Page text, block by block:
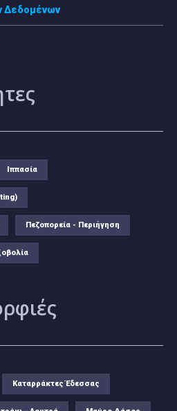
Δεδομένων
Ιππασία
Πεζοπορεία - Περιήγηση
Καταρράκτες Έδεσσας